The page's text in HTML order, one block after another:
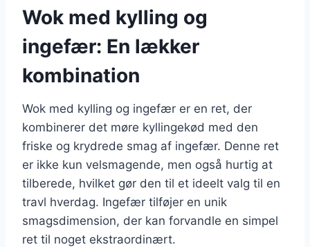
Wok med kylling og
ingefær: En lækker
kombination
Wok med kylling og ingefær er en ret, der
kombinerer det møre kyllingekød med den
friske og krydrede smag af ingefær. Denne ret
er ikke kun velsmagende, men også hurtig at
tilberede, hvilket gør den til et ideelt valg til en
travl hverdag. Ingefær tilføjer en unik
smagsdimension, der kan forvandle en simpel
ret til noget ekstraordinært.